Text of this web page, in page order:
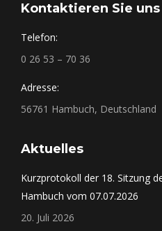
Kontaktieren Sie uns
Telefon:
0 26 53 – 70 36
Adresse:
56761 Hambuch, Deutschland
Aktuelles
Kurzprotokoll der 18. Sitzung
Hambuch vom 07.07.2026
20. Juli 2026